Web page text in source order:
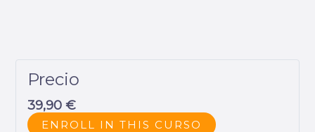
Precio
39,90 €
ENROLL IN THIS CURSO